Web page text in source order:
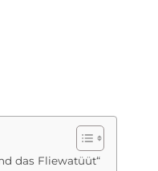
das Fliewatüüt“